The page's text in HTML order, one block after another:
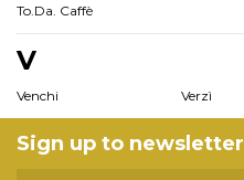
To.Da. Caffè
V
Venchi Verzì
Sign up to newsletter